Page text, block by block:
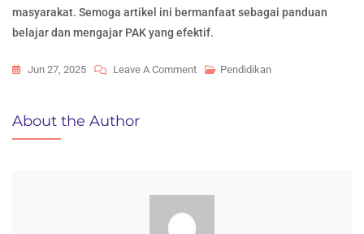
masyarakat. Semoga artikel ini bermanfaat sebagai panduan
belajar dan mengajar PAK yang efektif.
Jun 27, 2025 Leave A CommentOn
Semester
Pendidikan
About the Author